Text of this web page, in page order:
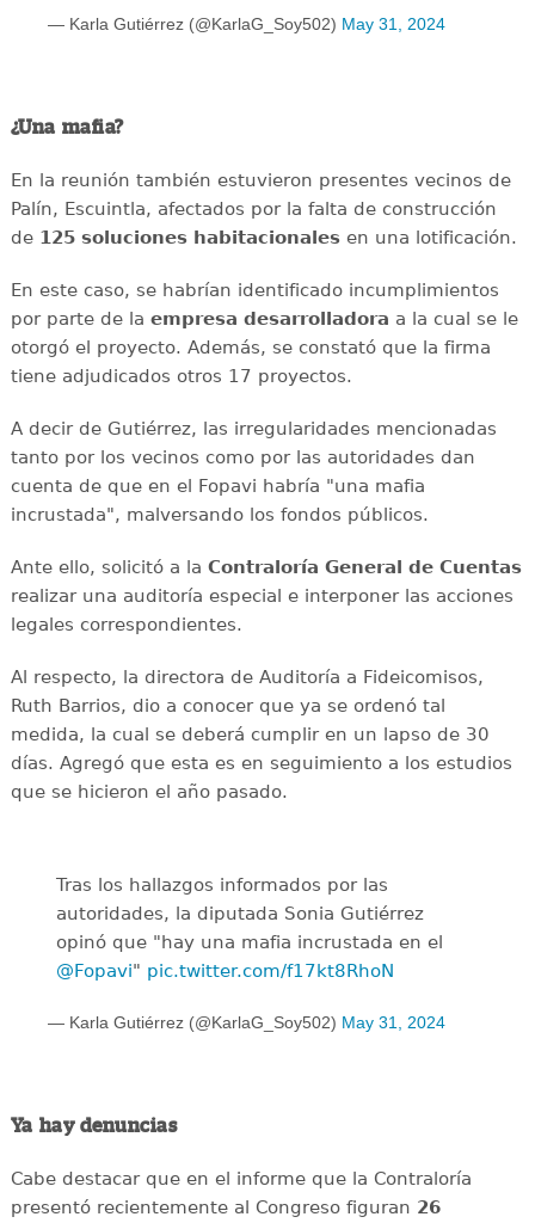
— Karla Gutiérrez (@KarlaG_Soy502) May 31, 2024
¿Una mafia?
En la reunión también estuvieron presentes vecinos de
Palín, Escuintla, afectados por la falta de construcción
de 125 soluciones habitacionalesen una lotificación.
En este caso, se habrían identificado incumplimientos
por parte de la empresa desarrolladora a la cual se le
otorgó el proyecto. Además, se constató que la firma
tiene adjudicados otros 17 proyectos.
A decir de Gutiérrez, las irregularidades mencionadas
tanto por los vecinos como por las autoridades dan
cuenta de que en el Fopavi habría "una mafia
incrustada", malversando los fondos públicos.
Ante ello, solicitó a la Contraloría General de Cuentas
realizar una auditoría especial e interponer las acciones
legales correspondientes.
Al respecto, la directora de Auditoría a Fideicomisos,
Ruth Barrios, dio a conocer que ya se ordenó tal
medida, la cual se deberá cumplir en un lapso de 30
días. Agregó que esta es en seguimiento a los estudios
que se hicieron el año pasado.
Tras los hallazgos informados por las
autoridades, la diputada Sonia Gutiérrez
opinó que "hay una mafia incrustada en el
@Fopavi" pic.twitter.com/f17kt8RhoN
— Karla Gutiérrez (@KarlaG_Soy502) May 31, 2024
Ya hay denuncias
Cabe destacar que en el informe que la Contraloría
presentó recientemente al Congreso figuran 26